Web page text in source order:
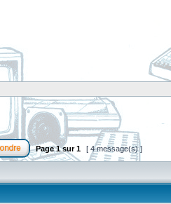
Page1sur1 [ 4 message(s) ]